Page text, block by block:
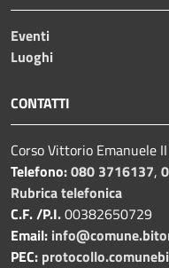
Eventi
Luoghi
CONTATTI
Corso Vittorio Emanuele
Telefono:080 3716137,
Rubrica telefonica
C.F. /P.I.00382650729
Email:
PEC: